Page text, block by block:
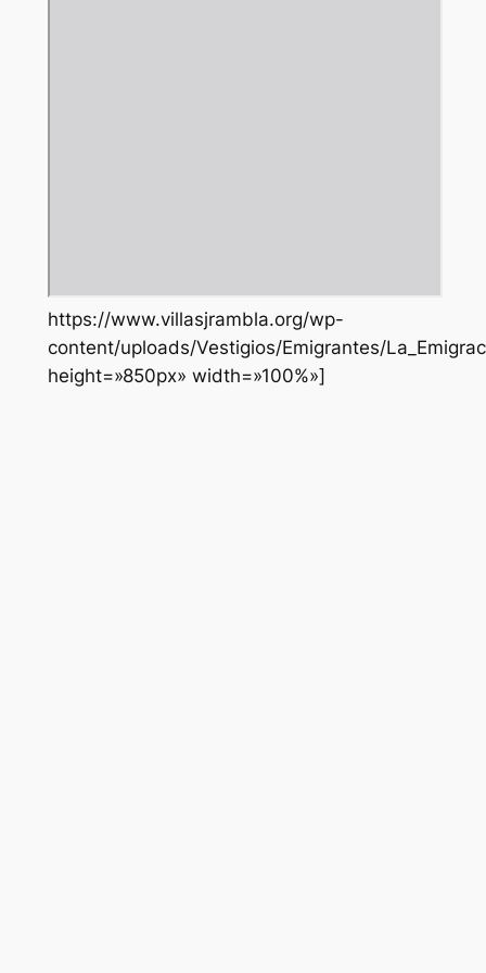
https://www.villasjrambla.org/wp-
content/uploads/Vestigios/Emigrantes/
height=»850px» width=»100%»]